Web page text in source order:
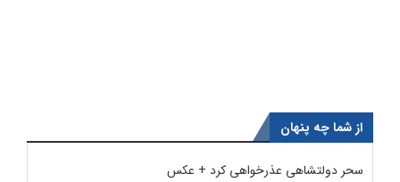
از شما چه پنهان
سحر دولتشاهی عذرخواهی کرد + عکس